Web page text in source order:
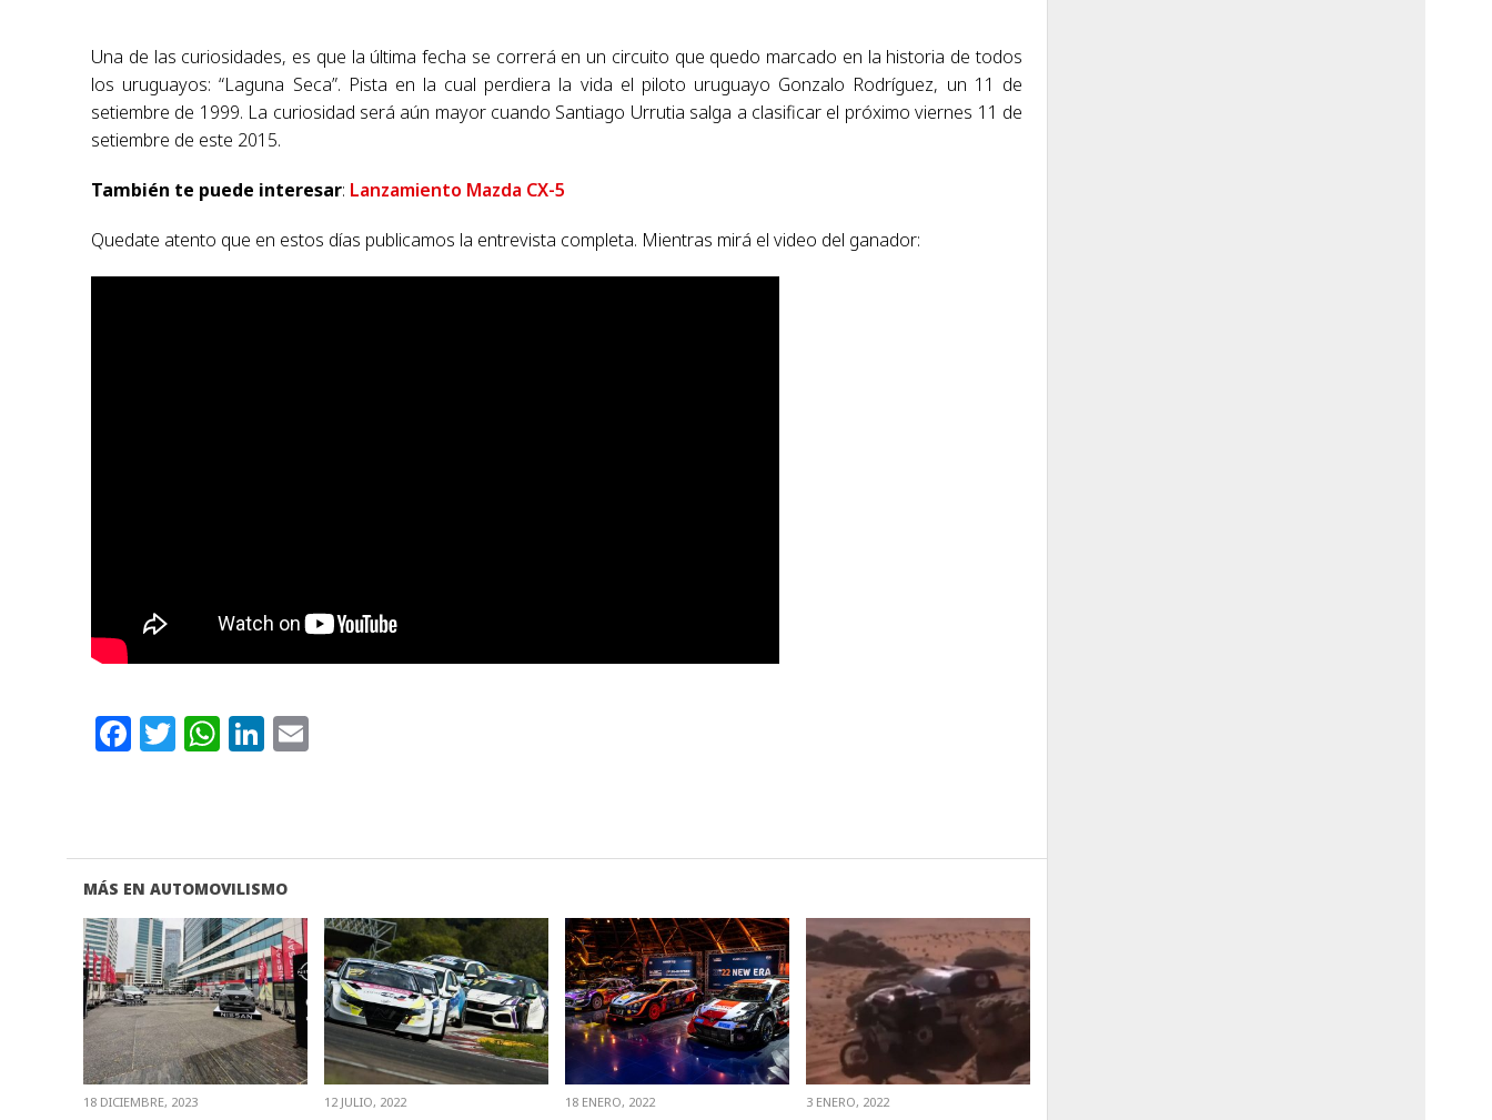
Una de las curiosidades, es que la última fecha se correrá en un circuito que quedo marcado en la historia de todos
los uruguayos: “Laguna Seca”. Pista en la cual perdiera la vida el piloto uruguayo Gonzalo Rodríguez, un 11 de
setiembre de 1999. La curiosidad será aún mayor cuando Santiago Urrutia salga a clasificar el próximo viernes 11 de
setiembre de este 2015.
También te puede interesar: Lanzamiento Mazda CX-5
Quedate atento que en estos días publicamos la entrevista completa. Mientras mirá el video del ganador:
Facebook
Twitter
WhatsApp
LinkedIn
MÁS EN AUTOMOVILISMO
VER NOTA
18 DICIEMBRE, 2023
VER NOTA
12 JULIO, 2022
VER NOTA
18 ENERO, 2022
VER NOTA
3 ENERO, 2022